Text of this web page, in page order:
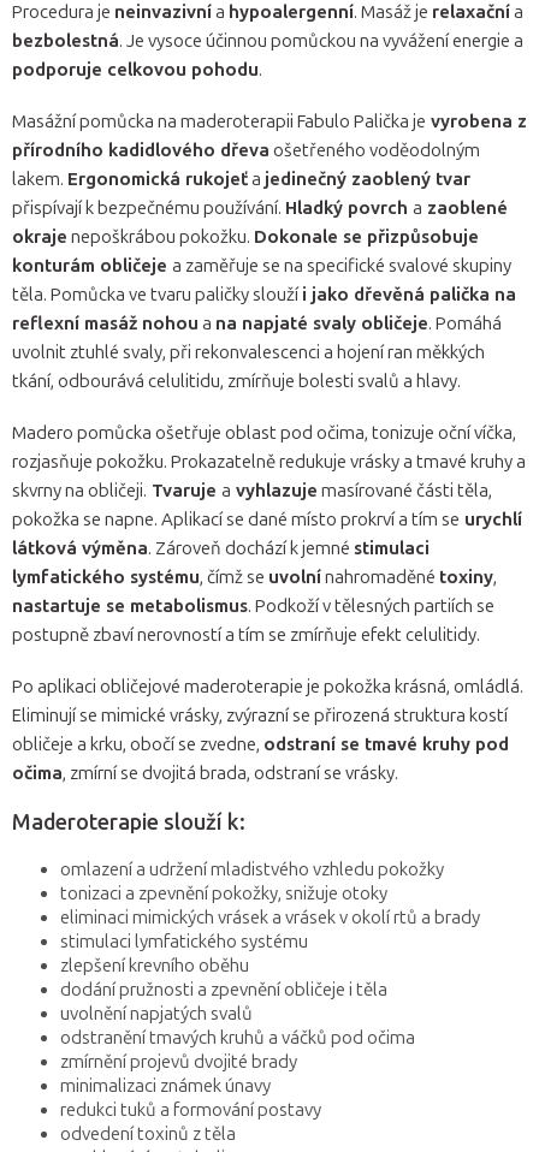
Procedura je neinvazivnía hypoalergenní. Masáž je relaxačnía
bezbolestná. Je vysoce účinnou pomůckou na vyvážení energie a
podporuje celkovou pohodu.
Masážní pomůcka na maderoterapii Fabulo Palička je vyrobena z
přírodního kadidlového dřeva ošetřeného voděodolným
lakem. Ergonomická rukojeťa jedinečný zaoblený tvar
přispívají k bezpečnému používání. Hladký povrch a zaoblené
okraje nepoškrábou pokožku. Dokonale se přizpůsobuje
konturám obličeje a zaměřuje se na specifické svalové skupiny
těla. Pomůcka ve tvaru paličky sloužíi jako dřevěná palička na
reflexní masáž nohou a na napjaté svaly obličeje. Pomáhá
uvolnit ztuhlé svaly, při rekonvalescenci a hojení ran měkkých
tkání, odbourává celulitidu, zmírňuje bolesti svalů a hlavy.
Madero pomůcka ošetřuje oblast pod očima, tonizuje oční víčka,
rozjasňuje pokožku. Prokazatelně redukuje vrásky a tmavé kruhy a
skvrny na obličeji. Tvaruje a vyhlazuje masírované části těla,
pokožka se napne. Aplikací se dané místo prokrví a tím se urychlí
látková výměna. Zároveň dochází k jemné stimulaci
lymfatického systému, čímž se uvolnínahromaděné toxiny,
nastartuje se metabolismus. Podkoží v tělesných partiích se
postupně zbaví nerovností a tím se zmírňuje efekt celulitidy.
Po aplikaci obličejové maderoterapie je pokožka krásná, omládlá.
Eliminují se mimické vrásky, zvýrazní se přirozená struktura kostí
obličeje a krku, obočí se zvedne, odstraní se tmavé kruhy pod
očima, zmírní se dvojitá brada, odstraní se vrásky.
Maderoterapie slouží k:
omlazení a udržení mladistvého vzhledu pokožky
tonizaci a zpevnění pokožky, snižuje otoky
eliminaci mimických vrásek a vrásek v okolí rtů a brady
stimulaci lymfatického systému
zlepšení krevního oběhu
dodání pružnosti a zpevnění obličeje i těla
uvolnění napjatých svalů
odstranění tmavých kruhů a váčků pod očima
zmírnění projevů dvojité brady
minimalizaci známek únavy
redukci tuků a formování postavy
odvedení toxinů z těla